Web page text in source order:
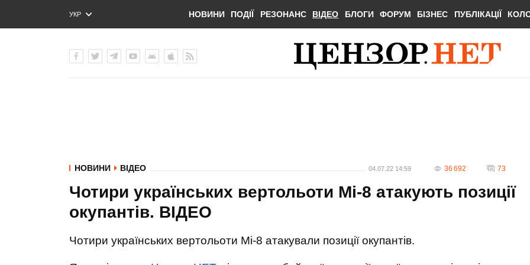
УКР
ENG
НОВИНИ ПОДІЇ РЕЗОНАНС ВІДЕО БЛОГИ ФОРУМ БІЗНЕС ПУБЛІКАЦІЇ
НОВИНИ ВІДЕО 04.07.22 14:59 36 692 73
Чотири українських вертольоти Мі-8 атакують позиції
окупантів. ВIДЕО
Чотири українських вертольоти Мі-8 атакували позиції окупантів.